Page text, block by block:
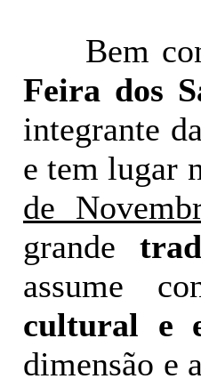
Bem
Feira dos
integrante
e tem lugar
de
grande
assume
cultural e
dimensão e